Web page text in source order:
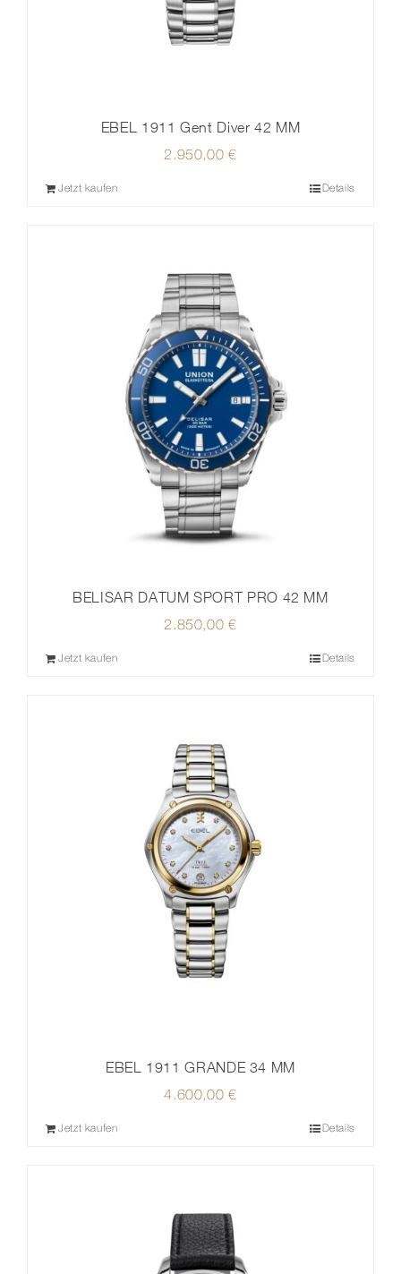
EBEL 1911 Gent Diver 42 MM
2.950,00€
Jetzt kaufen Details
BELISAR DATUM SPORT PRO 42 MM
2.850,00€
Jetzt kaufen Details
EBEL 1911 GRANDE 34 MM
4.600,00€
Jetzt kaufen Details